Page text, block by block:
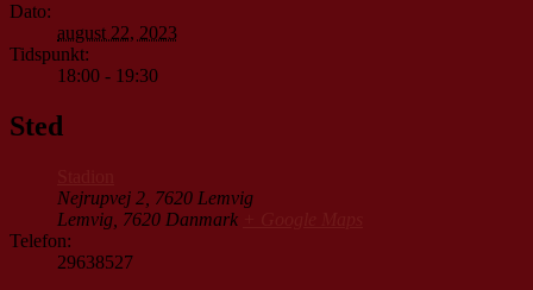
Dato:
august 22, 2023
Tidspunkt:
18:00 - 19:30
Sted
Nejrupvej 2, 7620 Lemvig
Lemvig 7620 Danmark
Telefon:
29638527